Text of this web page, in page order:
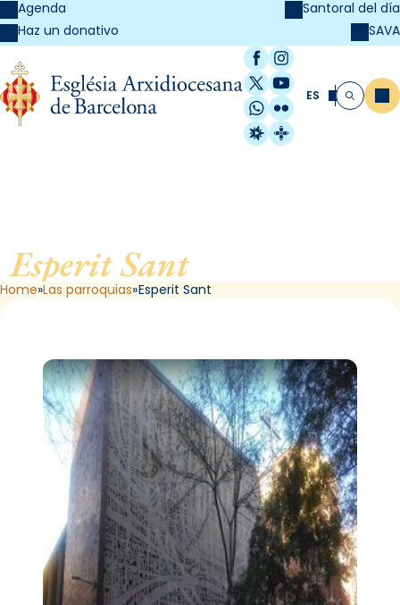
Agenda
Haz un donativo
Santoral del día
SAVA
Facebook
Instagram
X / Twitter
YouTube
WhatsApp
Flickr
Radio Estel
Catalunya
ES Buscar
Esperit Sant, de Barcelona
Home Las parroquias Esperit Sant